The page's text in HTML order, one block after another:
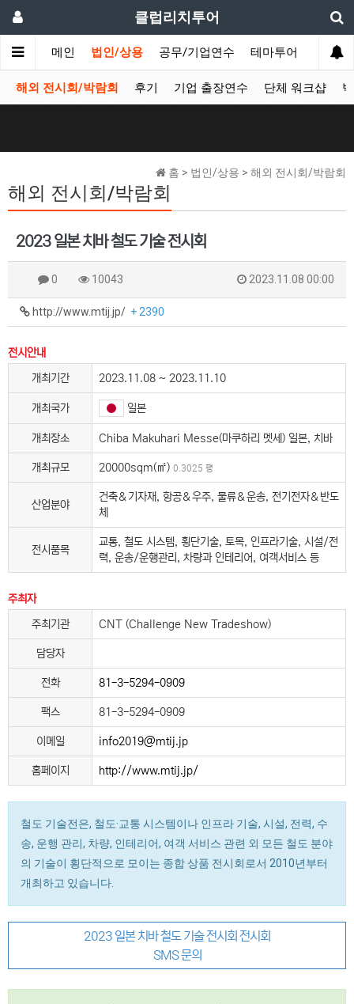
클럽리치투어
메인 법인/상용 공무/기업연수 테마투어 데이투
해외 전시회/박람회 후기 기업 출장연수 단체 워크샵
홈 > 법인/상용 > 해외 전시회/박람회
해외 전시회/박람회
2023 일본 치바 철도 기술 전시회
0 10043 2023.11.08 00:00
http://www.mtij.jp/ + 2390
전시안내
개최기간
2023.11.08 ~ 2023.11.10
개최국가 일본
개최장소 Chiba Makuhari Messe(마쿠하리 멧세) 일본, 치바
개최규모 20000sqm(㎡) 0.3025 평
산업분야
건축＆기자재, 항공＆우주, 물류＆운송, 전기전자＆반도
체
전시품목
교통, 철도 시스템, 횡단기술, 토목, 인프라기술, 시설/전
력, 운송/운행관리, 차량과 인테리어, 여객서비스 등
주최자
주최기관
CNT (Challenge New Tradeshow)
담당자
전화 81-3-5294-0909
팩스 81-3-5294-0909
이메일 info2019@mtij.jp
홈페이지 http://www.mtij.jp/
철도 기술전은, 철도·교통 시스템이나 인프라 기술, 시설, 전력, 수
송, 운행 관리, 차량, 인테리어, 여객 서비스 관련 외 모든 철도 분야
의 기술이 횡단적으로 모이는 종합 상품 전시회로서 2010년부터
개최하고 있습니다.
2023 일본 치바 철도 기술 전시회 전시회
SMS 문의